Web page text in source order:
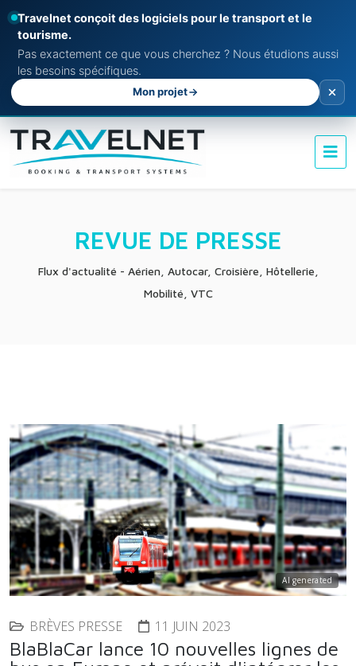
Travelnet conçoit des logiciels pour le transport et le
tourisme.
Pas exactement ce que vous cherchez ? Nous étudions aussi
les besoins spécifiques.
Mon projet
REVUE DE PRESSE
Flux d'actualité - Aérien, Autocar, Croisière, Hôtellerie,
Mobilité, VTC
AI generated
BRÈVES PRESSE 11 JUIN 2023
BlaBlaCar lance 10 nouvelles lignes de